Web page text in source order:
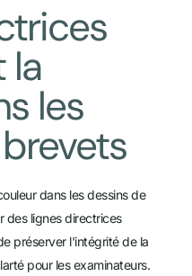
la
les
dans les dessins de
des lignes directrices
préserver l'intégrité de la
pour les examinateurs.